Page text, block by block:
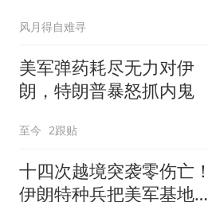
风月得自难寻
美军弹药耗尽无力对伊
朗，特朗普暴怒抓内鬼
至今 2跟贴
十四次越境突袭零伤亡！
伊朗特种兵把美军基地当